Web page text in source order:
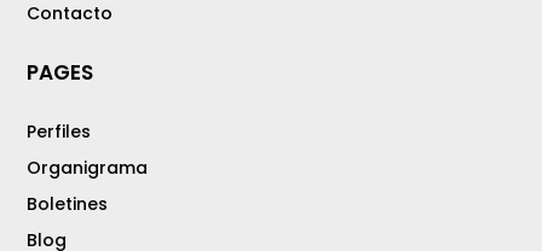
Contacto
PAGES
Perfiles
Organigrama
Boletines
Blog